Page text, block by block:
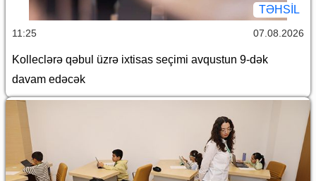
TƏHSIL
11:25 07.08.2026
Kolleclərə qəbul üzrə ixtisas seçimi avqustun 9-dək
davam edəcək